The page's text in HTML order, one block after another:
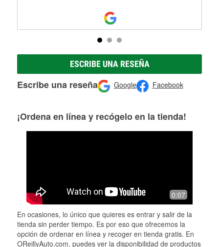
ESCRIBE UNA RESEÑA
Escribe una reseña Google Facebook
¡Ordena en línea y recógelo en la tienda!
0:07
En ocasiones, lo único que quieres es entrar y salir de la
tienda sin perder tiempo. Es por eso que ofrecemos la
opción de ordenar en línea y recoger en tienda gratis. En
OReillyAuto.com, puedes ver la disponibilidad de productos